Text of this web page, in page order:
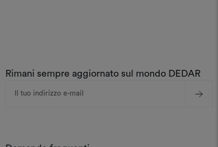
Rimani sempre aggiornato sul mondo DEDAR